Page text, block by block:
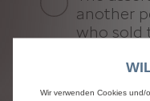
another
who sold
not
Wir verwenden Cookies und/